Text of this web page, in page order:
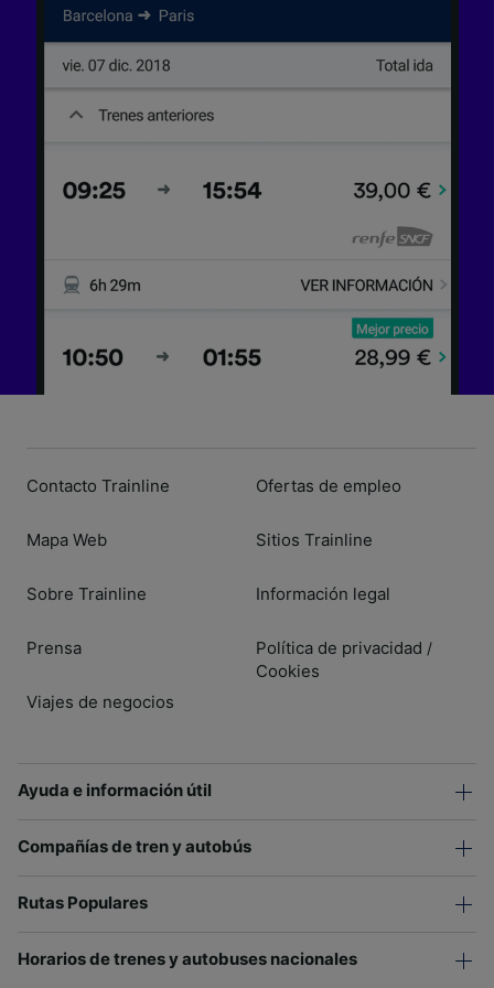
Contacto Trainline
Mapa Web
Sobre Trainline
Prensa
Viajes de negocios
Ofertas de empleo
Sitios Trainline
Información legal
Política de privacidad /
Cookies
Ayuda e información útil
Compañías de tren y autobús
Rutas Populares
Horarios de trenes y autobuses nacionales